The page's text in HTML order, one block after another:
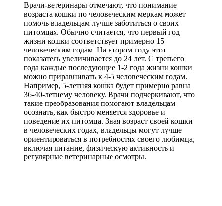
Врачи-ветеринары отмечают, что понимание
возраста кошки по человеческим меркам может
помочь владельцам лучше заботиться о своих
питомцах. Обычно считается, что первый год
жизни кошки соответствует примерно 15
человеческим годам. На втором году этот
показатель увеличивается до 24 лет. С третьего
года каждые последующие 1-2 года жизни кошки
можно приравнивать к 4-5 человеческим годам.
Например, 5-летняя кошка будет примерно равна
36-40-летнему человеку. Врачи подчеркивают, что
такие преобразования помогают владельцам
осознать, как быстро меняется здоровье и
поведение их питомца. Зная возраст своей кошки
в человеческих годах, владельцы могут лучше
ориентироваться в потребностях своего любимца,
включая питание, физическую активность и
регулярные ветеринарные осмотры.